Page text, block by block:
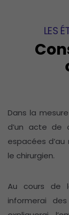
LES
Dans la
d’un acte de
espacées
le chirurgien.
Au cours de
informerai